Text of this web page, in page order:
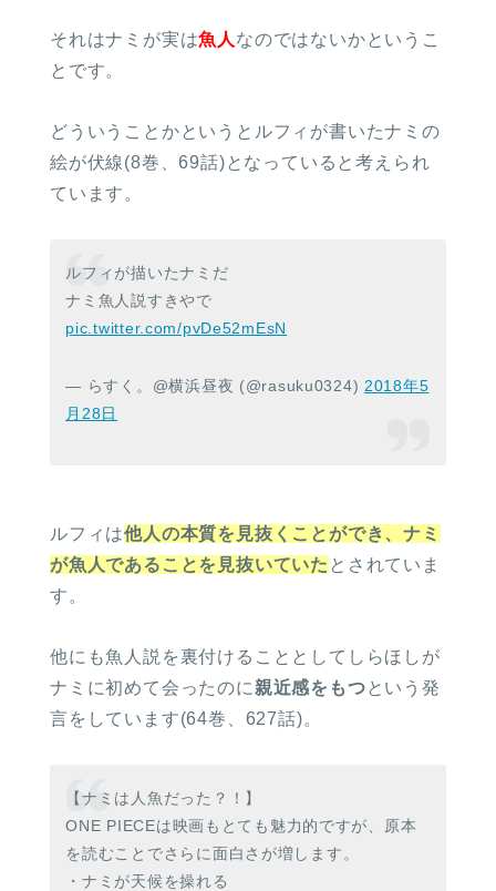
それはナミが実は魚人 なのではないかというこ
とです。
どういうことかというとルフィが書いたナミの
絵が伏線(8巻、69話)となっていると考えられ
ています。
ルフィが描いたナミだ
ナミ魚人説すきやで
pic.twitter.com/pvDe52mEsN
— らすく。@横浜昼夜 (@rasuku0324) 2018年5
月28日
ルフィは他人の本質を見抜くことができ、ナミ
が魚人であることを見抜いていた とされていま
す。
他にも魚人説を裏付けることとしてしらほしが
ナミに初めて会ったのに 親近感をもつ という発
言をしています(64巻、627話)。
【ナミは人魚だった？！】
ONE PIECEは映画もとても魅力的ですが、原本
を読むことでさらに面白さが増します。
・ナミが天候を操れる